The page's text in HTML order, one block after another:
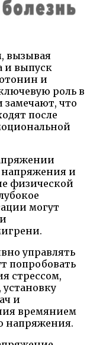
вызывая
и выпуск
и
роль в
что
после
напряжения и
физической
могут
управлять
попробовать
стрессом,
и
времянием
напряжения.